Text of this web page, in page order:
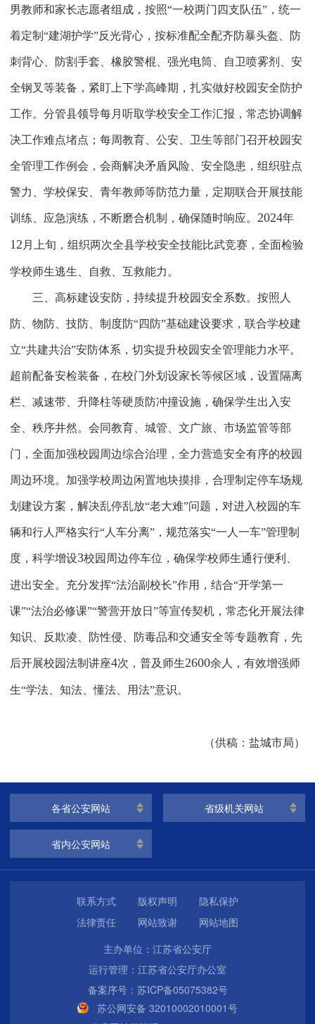
男教师和家长志愿者组成，按照“一校两门四支队伍”，统一
着定制“建湖护学”反光背心，按标准配全配齐防暴头盔、防
刺背心、防割手套、橡胶警棍、强光电筒、自卫喷雾剂、安
全钢叉等装备，紧盯上下学高峰期，扎实做好校园安全防护
工作。分管县领导每月听取学校安全工作汇报，常态协调解
决工作难点堵点；每周教育、公安、卫生等部门召开校园安
全管理工作例会，会商解决矛盾风险、安全隐患，组织驻点
警力、学校保安、青年教师等防范力量，定期联合开展技能
训练、应急演练，不断磨合机制，确保随时响应。 2024年
12 月上旬，组织两次全县学校安全技能比武竞赛，全面检验
学校师生逃生、自救、互救能力。
三、高标建设安防，持续提升校园安全系数。按照人
防、物防、技防、制度防“四防”基础建设要求，联合学校建
立“共建共治”安防体系，切实提升校园安全管理能力水平。
超前配备安检装备，在校门外划设家长等候区域，设置隔离
栏、减速带、升降柱等硬质防冲撞设施，确保学生出入安
全、秩序井然。会同教育、城管、文广旅、市场监管等部
门，全面加强校园周边综合治理，全力营造安全有序的校园
周边环境。加强学校周边闲置地块摸排，合理制定停车场规
划建设方案，解决乱停乱放“老大难”问题，对进入校园的车
辆和行人严格实行“人车分离”，规范落实“一人一车”管理制
度，科学增设3校园周边停车位，确保学校师生通行便利、
进出安全。充分发挥“法治副校长”作用，结合“开学第一
课”“法治必修课”“警营开放日”等宣传契机，常态化开展法律
知识、反欺凌、防性侵、防毒品和交通安全等专题教育，先
后开展校园法制讲座4次，普及师生2600余人，有效增强师
生“学法、知法、懂法、用法”意识。
（供稿：盐城市局）
各省公安网站 省级机关网站
省内公安网站
联系方式 版权声明
隐私保护
法律责任
网站致谢
网站地图
主办单位：江苏省公安厅
运行管理：江苏省公安厅办公室
备案序号：苏ICP备05075382号
苏公网安备 32010002010001号